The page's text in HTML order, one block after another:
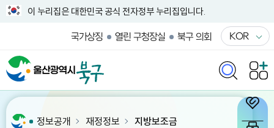
이 누리집은 대한민국 공식 전자정부 누리집입니다.
국가상징 열린 구청장실 북구 의회 KOR
정보공개 재정정보 지방보조금